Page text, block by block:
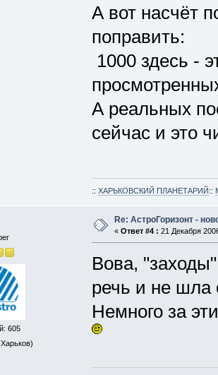
А вот насчёт
поправить:
1000 здесь -
А реальных
сейчас и это
:: ХАРЬКОВСКИЙ ПЛАНЕТАРИЙ ::
605
Re: АстроГоризонт -
« Ответ #4 : 21 Декабря
Вова,
речь и не шла
Немного за